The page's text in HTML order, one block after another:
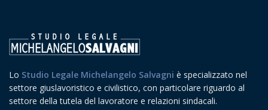
Lo Studio Legale Michelangelo Salvagni è specializzato nel
settore giuslavoristico e civilistico, con particolare riguardo al
settore della tutela del lavoratore e relazioni sindacali.